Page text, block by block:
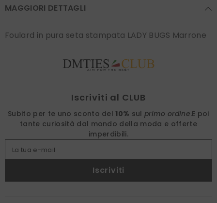
MAGGIORI DETTAGLI
Foulard in pura seta stampata LADY BUGS Marrone
Iscriviti al CLUB
Subito per te uno sconto del 10% sulprimo ordine.E poi
tante curiosità dal mondo della moda e offerte
imperdibili.
La tua e-mail
Iscriviti